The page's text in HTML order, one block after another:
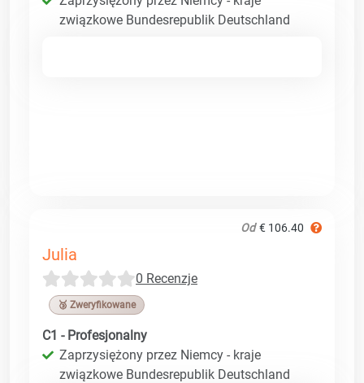
związkowe Bundesrepublik Deutschland
Od € 106.40
Julia
0 Recenzje
🥉 Zweryfikowane
C1 - Profesjonalny
Zaprzysiężony przez Niemcy - kraje
związkowe Bundesrepublik Deutschland